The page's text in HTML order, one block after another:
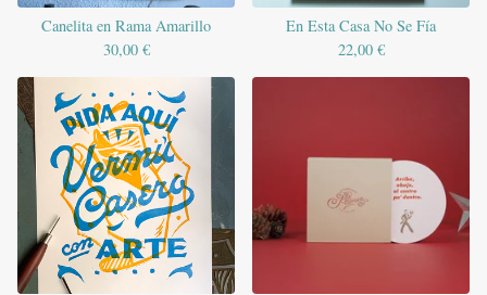
Canelita en Rama Amarillo
30,00 €
En Esta Casa No Se Fía
22,00 €